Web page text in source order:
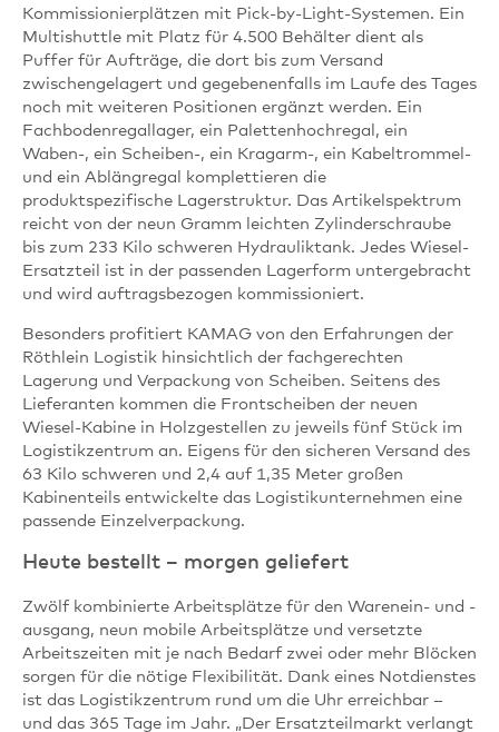
Kommissionierplätzen mit Pick-by-Light-Systemen. Ein
Multishuttle mit Platz für 4.500 Behälter dient als
Puffer für Aufträge, die dort bis zum Versand
zwischengelagert und gegebenenfalls im Laufe des Tages
noch mit weiteren Positionen ergänzt werden. Ein
Fachbodenregallager, ein Palettenhochregal, ein
Waben-, ein Scheiben-, ein Kragarm-, ein Kabeltrommel-
und ein Ablängregal komplettieren die
produktspezifische Lagerstruktur. Das Artikelspektrum
reicht von der neun Gramm leichten Zylinderschraube
bis zum 233 Kilo schweren Hydrauliktank. Jedes Wiesel-
Ersatzteil ist in der passenden Lagerform untergebracht
und wird auftragsbezogen kommissioniert.
Besonders profitiert KAMAG von den Erfahrungen der
Röthlein Logistik hinsichtlich der fachgerechten
Lagerung und Verpackung von Scheiben. Seitens des
Lieferanten kommen die Frontscheiben der neuen
Wiesel-Kabine in Holzgestellen zu jeweils fünf Stück im
Logistikzentrum an. Eigens für den sicheren Versand des
63 Kilo schweren und 2,4 auf 1,35 Meter großen
Kabinenteils entwickelte das Logistikunternehmen eine
passende Einzelverpackung.
Heute bestellt – morgen geliefert
Zwölf kombinierte Arbeitsplätze für den Warenein- und -
ausgang, neun mobile Arbeitsplätze und versetzte
Arbeitszeiten mit je nach Bedarf zwei oder mehr Blöcken
sorgen für die nötige Flexibilität. Dank eines Notdienstes
ist das Logistikzentrum rund um die Uhr erreichbar –
und das 365 Tage im Jahr. „Der Ersatzteilmarkt verlangt